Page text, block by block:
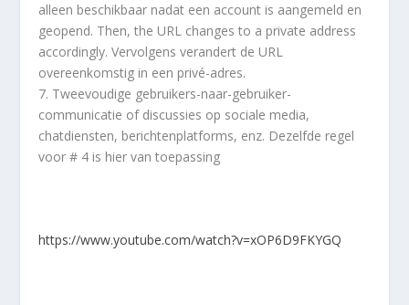
alleen beschikbaar nadat een account is aangemeld en
geopend. Then, the URL changes to a private address
accordingly. Vervolgens verandert de URL
overeenkomstig in een privé-adres.
7. Tweevoudige gebruikers-naar-gebruiker-
communicatie of discussies op sociale media,
chatdiensten, berichtenplatforms, enz. Dezelfde regel
voor # 4 is hier van toepassing
https://www.youtube.com/watch?v=xOP6D9FKYGQ